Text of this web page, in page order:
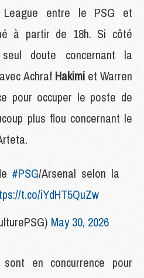
League entre le PSG et
à partir de 18h. Si côté
doute concernant la
Achraf Hakimi et Warren
pour occuper le poste de
plus flou concernant le
#PSG/Arsenal selon la
t.co/iYdHT5QuZw
May 30, 2026
en concurrence pour